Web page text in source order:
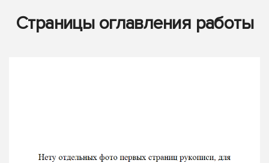
Страницы оглавления работы